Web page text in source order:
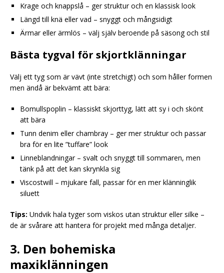
Krage och knappslå – ger struktur och en klassisk look
Längd till knä eller vad – snyggt och mångsidigt
Ärmar eller ärmlös – välj själv beroende på säsong och stil
Bästa tygval för skjortklänningar
Välj ett tyg som är vävt (inte stretchigt) och som håller formen
men ändå är bekvämt att bära:
Bomullspoplin – klassiskt skjorttyg, lätt att sy i och skönt
att bära
Tunn denim eller chambray – ger mer struktur och passar
bra för en lite ”tuffare” look
Linneblandningar – svalt och snyggt till sommaren, men
tänk på att det kan skrynkla sig
Viscostwill – mjukare fall, passar för en mer klänninglik
siluett
Tips: Undvik hala tyger som viskos utan struktur eller silke –
de är svårare att hantera för projekt med många detaljer.
3. Den bohemiska
maxiklänningen